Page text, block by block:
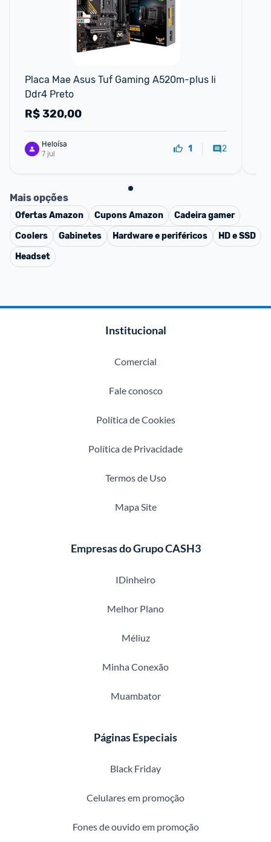
Placa Mae Asus Tuf Gaming A520m-plus Ii
Ddr4 Preto
R$320,00
Heloísa
7 jul
1 2
Mais opções
OfertasAmazon CuponsAmazon
Cadeira gamer
Coolers
Gabinetes Hardware e periféricos
HD e SSD
Headset
Institucional
Comercial
Fale conosco
Política de Cookies
Política de Privacidade
Termos de Uso
Mapa Site
Empresas do Grupo CASH3
IDinheiro
Melhor Plano
Méliuz
Minha Conexão
Muambator
Páginas Especiais
Black Friday
Celulares em promoção
Fones de ouvido em promoção